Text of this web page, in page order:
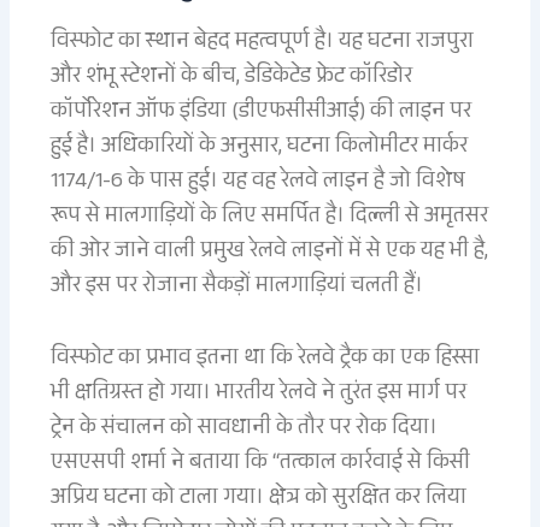
विस्फोट का स्थान बेहद महत्वपूर्ण है। यह घटना राजपुरा
और शंभू स्टेशनों के बीच, डेडिकेटेड फ्रेट कॉरिडोर
कॉर्पोरेशन ऑफ इंडिया (डीएफसीसीआई) की लाइन पर
हुई है। अधिकारियों के अनुसार, घटना किलोमीटर मार्कर
1174/1-6 के पास हुई। यह वह रेलवे लाइन है जो विशेष
रूप से मालगाड़ियों के लिए समर्पित है। दिल्ली से अमृतसर
की ओर जाने वाली प्रमुख रेलवे लाइनों में से एक यह भी है,
और इस पर रोजाना सैकड़ों मालगाड़ियां चलती हैं।
विस्फोट का प्रभाव इतना था कि रेलवे ट्रैक का एक हिस्सा
भी क्षतिग्रस्त हो गया। भारतीय रेलवे ने तुरंत इस मार्ग पर
ट्रेन के संचालन को सावधानी के तौर पर रोक दिया।
एसएसपी शर्मा ने बताया कि “तत्काल कार्रवाई से किसी
अप्रिय घटना को टाला गया। क्षेत्र को सुरक्षित कर लिया